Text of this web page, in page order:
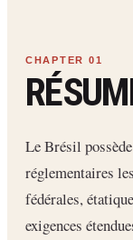
Le Brésil
réglementaires
fédérales,
exigences